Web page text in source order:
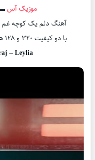
موزیک آس
آهنگ دلم یک کوچه غم
با دو کیفیت ۳۲۰ و ۱۲۸ همراه متن کامل آهنگ در موزیک آس
– Leylia